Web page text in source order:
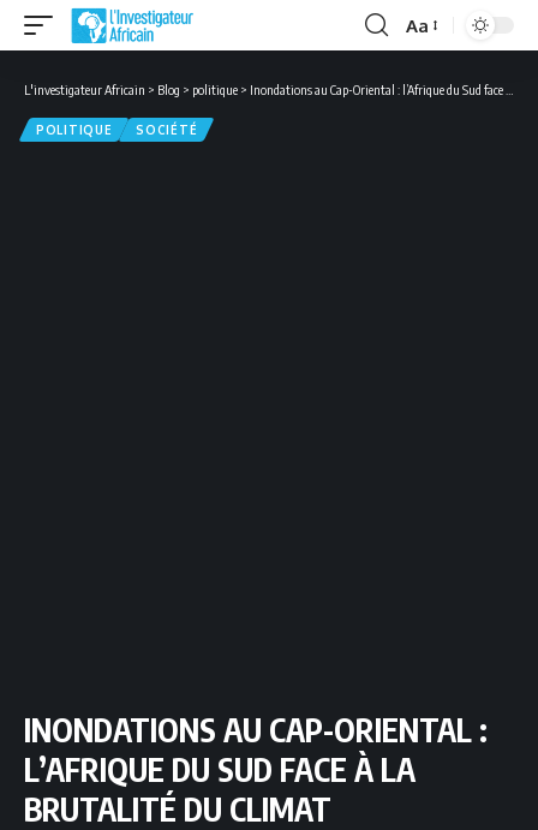
Font
Aa
L'investigateur Africain > Blog > politique > Inondations au Cap-Oriental : l’Afrique du Sud face à la brutalité du climat
POLITIQUE SOCIÉTÉ
INONDATIONS AU CAP-ORIENTAL :
L’AFRIQUE DU SUD FACE À LA
BRUTALITÉ DU CLIMAT